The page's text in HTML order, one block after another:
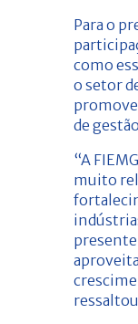
Para o
como
o setor
de
“A
muito
presente